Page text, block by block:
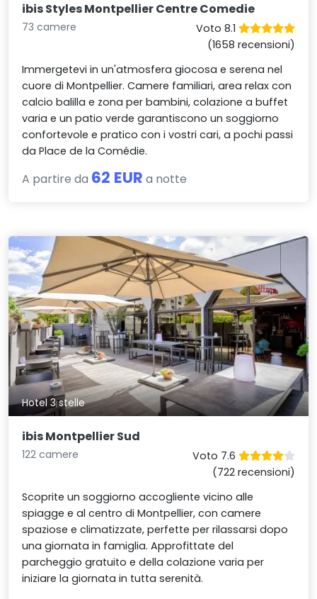
ibis Styles Montpellier Centre Comedie
73 camere
Voto 8.1
(1658 recensioni)
Immergetevi in un'atmosfera giocosa e serena nel
cuore di Montpellier. Camere familiari, area relax con
calcio balilla e zona per bambini, colazione a buffet
varia e un patio verde garantiscono un soggiorno
confortevole e pratico con i vostri cari, a pochi passi
da Place de la Comédie.
A partire da 62 EUR a notte
Hotel 3 stelle
ibis Montpellier Sud
122 camere
Voto 7.6
(722 recensioni)
Scoprite un soggiorno accogliente vicino alle
spiagge e al centro di Montpellier, con camere
spaziose e climatizzate, perfette per rilassarsi dopo
una giornata in famiglia. Approfittate del
parcheggio gratuito e della colazione varia per
iniziare la giornata in tutta serenità.